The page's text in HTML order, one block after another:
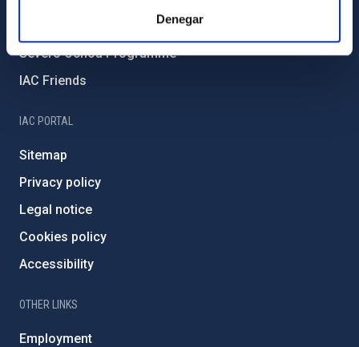
Denegar
Severo Ochoa Programme
IAC Friends
IAC PORTAL
Sitemap
Privacy policy
Legal notice
Cookies policy
Accessibility
OTHER LINKS
Employment